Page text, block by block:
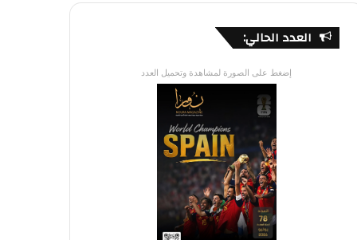
العدد الحالي:
إضغط على الصورة لمشاهدة وتحميل العدد